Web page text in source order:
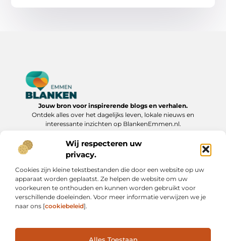
Wij respecteren uw
privacy.
Cookies zijn kleine tekstbestanden die door een website op uw
apparaat worden geplaatst. Ze helpen de website om uw
voorkeuren te onthouden en kunnen worden gebruikt voor
verschillende doeleinden. Voor meer informatie verwijzen we je
naar ons [cookiebeleid].
Alles Toestaan
Jouw bron voor inspirerende blogs en verhalen.
Ontdek alles over het dagelijks leven, lokale nieuws en
interessante inzichten op BlankenEmmen.nl.
Bericht categorie
Onze informatie